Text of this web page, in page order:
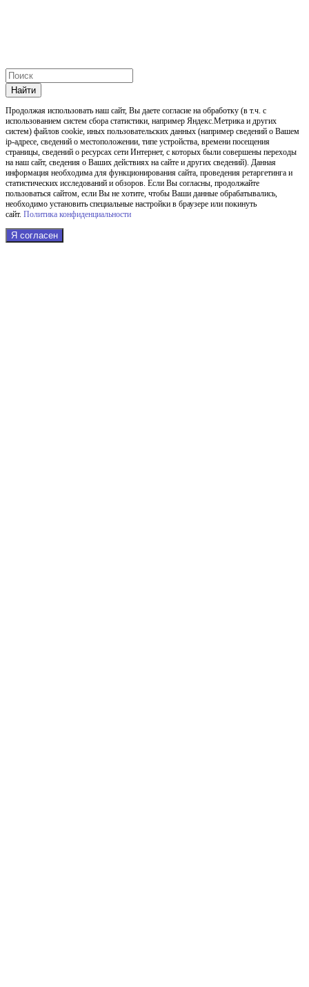
Найти
Продолжая использовать наш cайт, Вы даете согласие на обработку (в т.ч. с
использованием систем сбора статистики, например Яндекс.Метрика и других
систем) файлов cookie, иных пользовательских данных (например сведений о Вашем
ip-адресе, сведений о местоположении, типе устройства, времени посещения
страницы, сведений о ресурсах сети Интернет, с которых были совершены переходы
на наш сайт, сведения о Ваших действиях на сайте и других сведений). Данная
информация необходима для функционирования сайта, проведения ретаргетинга и
статистических исследований и обзоров. Если Вы согласны, продолжайте
пользоваться сайтом, если Вы не хотите, чтобы Ваши данные обрабатывались,
необходимо установить специальные настройки в браузере или покинуть
сайт. Политика конфиденциальности
Я согласен